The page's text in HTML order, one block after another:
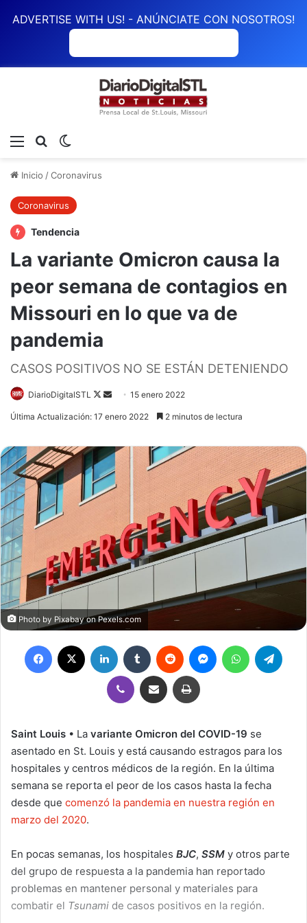
ADVERTISE WITH US! - ANÚNCIATE CON NOSOTROS!
Menú Buscar
Inicio /Coronavirus
Coronavirus
Tendencia
La variante Omicron causa la
peor semana de contagios en
Missouri en lo que va de
pandemia
CASOS POSITIVOS NO SE ESTÁN DETENIENDO
DiarioDigitalSTL
Follow
Send15 enero 2022
Última Actualización: 17 enero 2022 2 minutos de lectura
Photo by Pixabay onPexels.com
Facebook LinkedIn Tumblr Reddit MessengerWhatsApp
Viber Compartir por correo electrónicoImprimir
Saint Louis • La variante Omicron del COVID-19 se
asentado en St. Louis y está causando estragos para los
hospitales y centros médicos de la región. En la última
semana se reporta el peor de los casos hasta la fecha
desde que comenzó la pandemia en nuestra región en
marzo del 2020.
En pocas semanas, los hospitales BJC, SSM y otros parte
del grupo de respuesta a la pandemia han reportado
problemas en mantener personal y materiales para
combatir el Tsunami de casos positivos en la región.